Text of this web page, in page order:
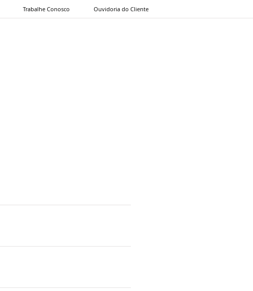
Trabalhe Conosco Ouvidoria do Cliente